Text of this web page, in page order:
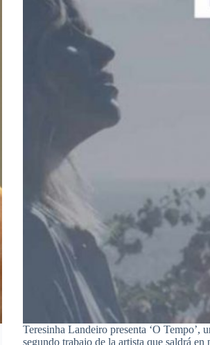
Teresinha Landeiro presenta ‘O Tempo’,
segundo trabajo de la artista que saldrá en